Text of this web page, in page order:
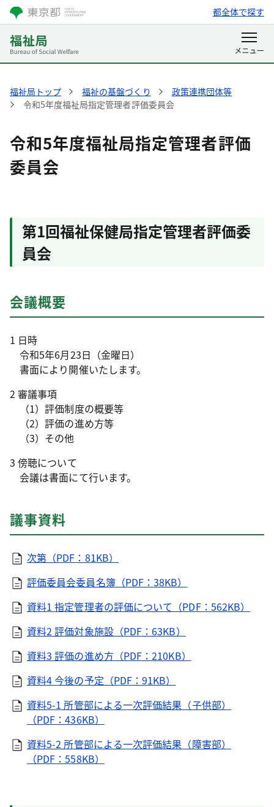
都全体で探す
福祉局トップ 福祉の基盤づくり
政策連携団体等
令和5年度福祉局指定管理者評価委員会
令和5年度福祉局指定管理者評価
委員会
第1回福祉保健局指定管理者評価委
員会
会議概要
1 日時
令和5年6月23日（金曜日）
書面により開催いたします。
2 審議事項
（1）評価制度の概要等
（2）評価の進め方等
（3）その他
3 傍聴について
会議は書面にて行います。
議事資料
次第（PDF：81KB）
評価委員会委員名簿（PDF：38KB）
資料1 指定管理者の評価について（PDF：562KB）
資料2 評価対象施設（PDF：63KB）
資料3 評価の進め方（PDF：210KB）
資料4 今後の予定（PDF：91KB）
資料5-1 所管部による一次評価結果（子供部）
（PDF：436KB）
資料5-2 所管部による一次評価結果（障害部）
（PDF：558KB）